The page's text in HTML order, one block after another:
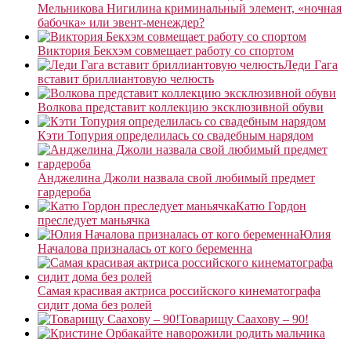
Мельникова Нигилина криминальный элемент, «ночная
бабочка» или эвент-менеждер?
Виктория Бекхэм совмещает работу со спортом
Леди Гага
вставит бриллиантовую челюсть
Волкова представит коллекцию эксклюзивной обуви
Кэти Топурия определилась со свадебным нарядом
Анджелина Джоли назвала свой любимый предмет
гардероба
Катю Гордон
преследует маньячка
Юлия
Началова призналась от кого беременна
Самая красивая актриса российского кинематографа
сидит дома без ролей
Товарищу Саахову – 90!